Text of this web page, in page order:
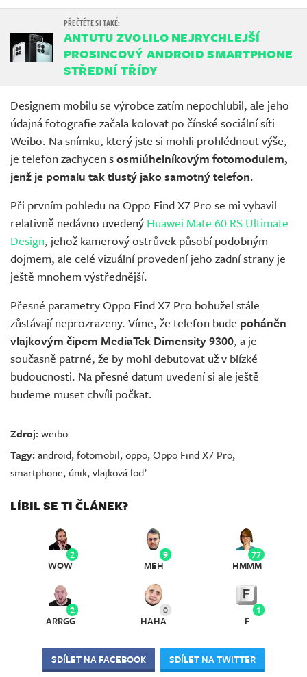
ANTUTU ZVOLILO NEJRYCHLEJŠÍ
PROSINCOVÝ ANDROID SMARTPHONE
STŘEDNÍ TŘÍDY
Designem mobilu se výrobce zatím nepochlubil, ale jeho
údajná fotografie začala kolovat po čínské sociální síti
Weibo. Na snímku, který jste si mohli prohlédnout výše,
je telefon zachycen sosmiúhelníkovým fotomodulem,
jenž je pomalu tak tlustý jako samotný telefon.
Při prvním pohledu na Oppo Find X7 Pro se mi vybavil
relativně nedávno uvedený Huawei Mate 60 RS Ultimate
Design, jehož kamerový ostrůvek působí podobným
dojmem, ale celé vizuální provedení jeho zadní strany je
ještě mnohem výstřednější.
Přesné parametry Oppo Find X7 Pro bohužel stále
zůstávají neprozrazeny. Víme, že telefon bude poháněn
vlajkovým čipem MediaTek Dimensity 9300, a je
současně patrné, že by mohl debutovat už v blízké
budoucnosti. Na přesné datum uvedení si ale ještě
budeme muset chvíli počkat.
Zdroj:weibo
Tagy:android,fotomobil,oppo,Oppo Find X7 Pro,
smartphone, únik,vlajková loď
LÍBIL SE TI ČLÁNEK?
2
WOW
9
MEH
77
HMMM
2
ARRGG
0
HAHA
1
F
SDÍLET NA FACEBOOK SDÍLET NA TWITTER